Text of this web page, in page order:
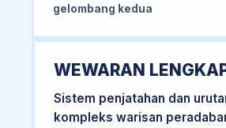
gelombang kedua
WEWARAN
Sistem penjatahan dan
kompleks warisan